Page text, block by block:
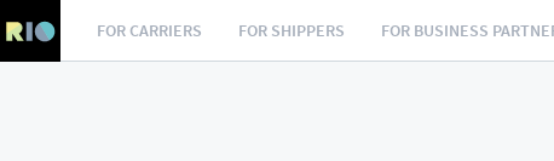
FOR CARRIERS FOR SHIPPERS FOR BUSINESS